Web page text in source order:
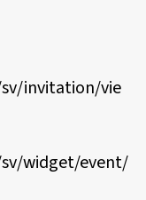
invitation/vie
widget/event/